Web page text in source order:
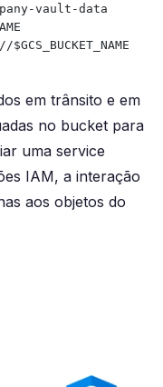
vault-data
em trânsito e em
no bucket para
uma service
IAM, a interação
aos objetos do